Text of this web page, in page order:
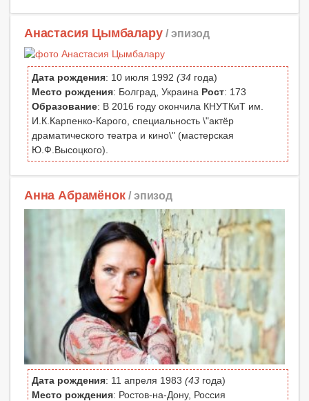
Анастасия Цымбалару / эпизод
Дата рождения: 10 июля 1992 (34 года)
Место рождения: Болград, Украина Рост: 173
Образование: В 2016 году окончила КНУТКиТ им.
И.К.Карпенко-Карого, специальность \"актёр
драматического театра и кино\" (мастерская
Ю.Ф.Высоцкого).
Анна Абрамёнок / эпизод
Дата рождения: 11 апреля 1983 (43 года)
Место рождения: Ростов-на-Дону, Россия